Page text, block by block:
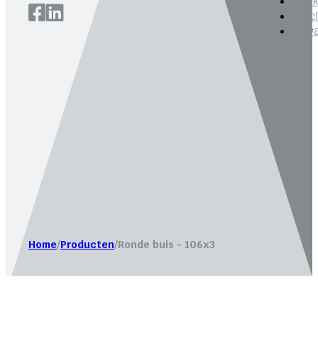
Website laten maken door Bureau Magneet – Online
Home/Producten/Ronde buis - 106x3